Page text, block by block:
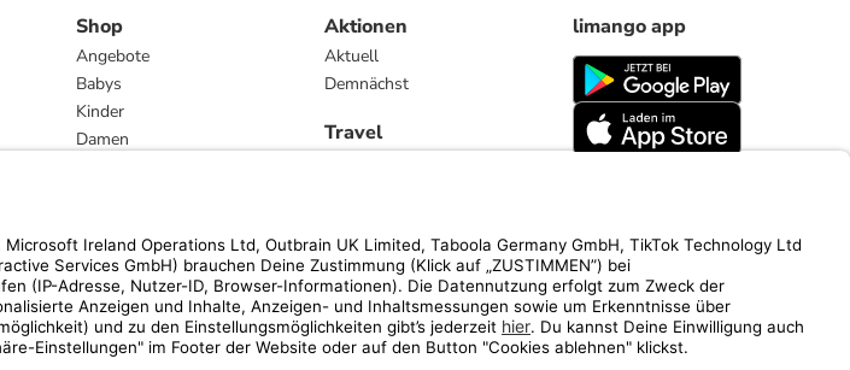
Shop
Angebote
Babys
Kinder
Damen
Marken
Aktionen
Aktuell
Demnächst
Travel
limango app
limango.nl limango.pl